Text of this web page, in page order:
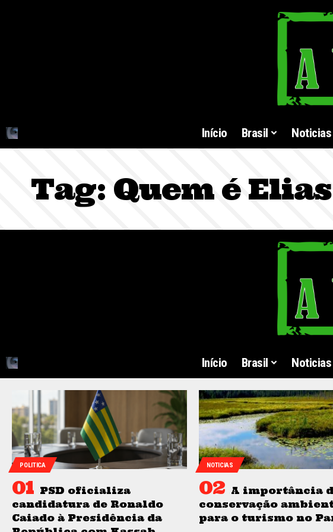
Início Brasil Noticias
Tag: Quem é
Início Brasil Noticias
POLITICA
PSD oficializa
candidatura de Ronaldo
Caiado à Presidência da
NOTICIAS
A importância
conservação
para o turismo no